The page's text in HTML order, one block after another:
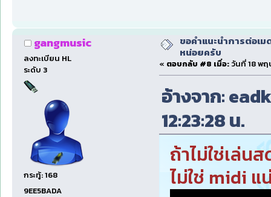
gangmusic
ลงทะเบียน HL
ระดับ 3
กระทู้: 168
9EE5BADA
ขอคำแนะนำการต่อเ
หน่อยครับ
« ตอบกลับ #8 เมื่อ: วันที่ 18 พฤ
อ้างจาก:
12:23:28 น.
ถ้าไม่ใช่เล่น
ไม่ใช่ midi